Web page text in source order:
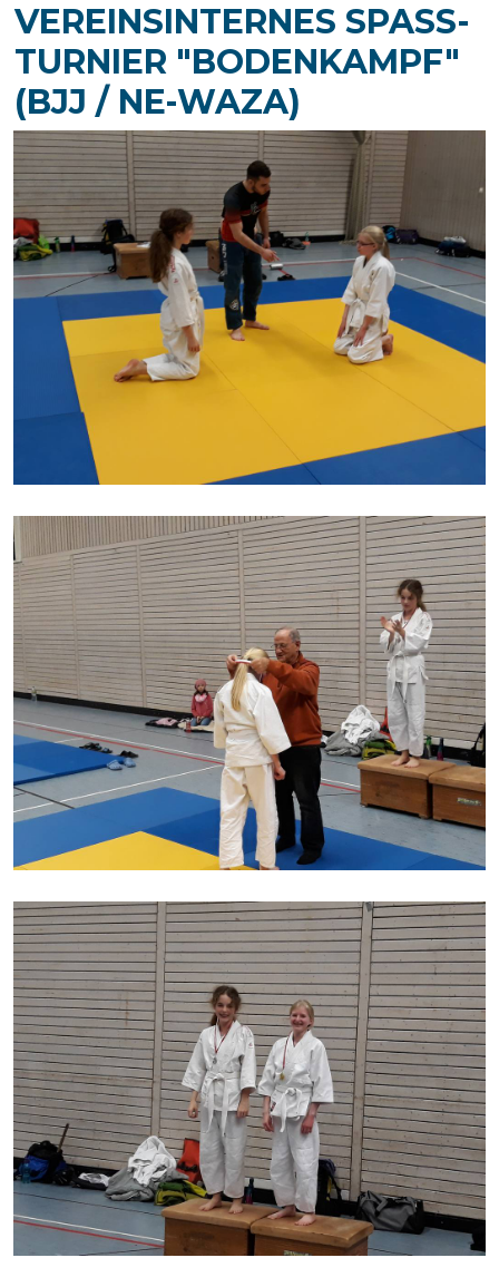
VEREINSINTERNES SPASS-T
URNIER "BODENKAMPF" (
BJJ / NE-WAZA)